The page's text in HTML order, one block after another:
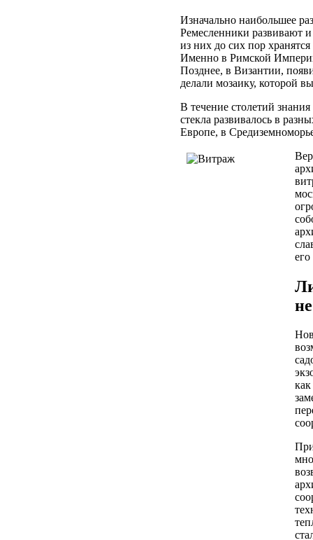
Изначально наибольшее
Ремесленники развивают
из них до сих пор
Именно в Римской Империи
Позднее, в Византии,
делали мозаику, которой
В течение столетий
стекла развивалось в
Европе, в
его